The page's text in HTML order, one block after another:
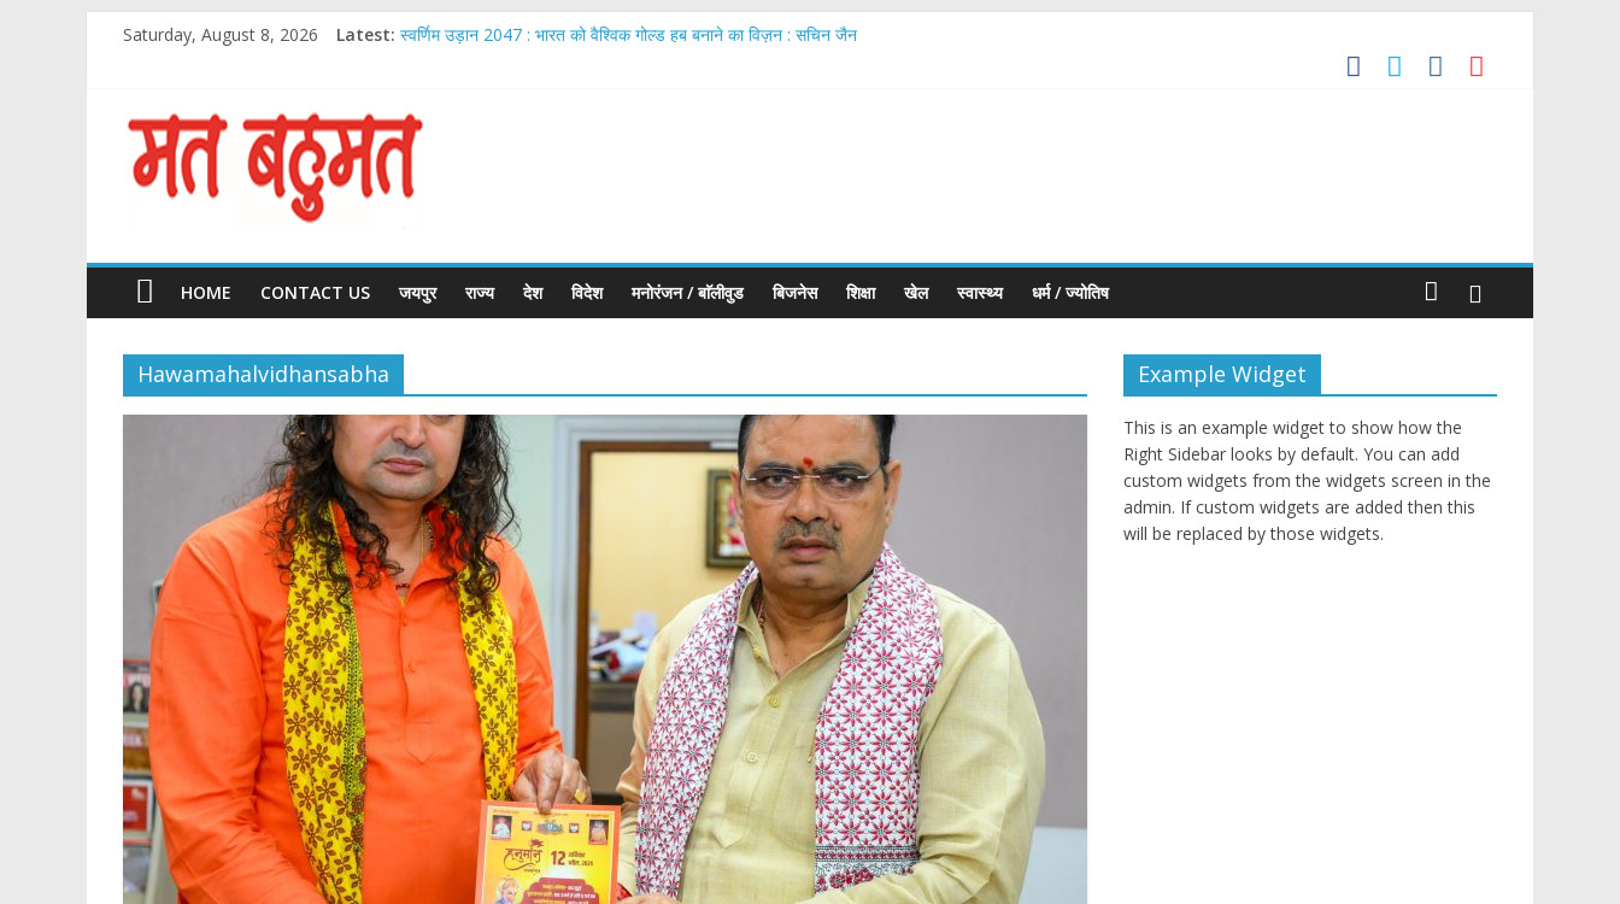
Saturday, August 8, 2026 Latest: स्वर्णिम उड़ान 2047 : भारत को वैश्विक गोल्ड हब बनाने का विज़न : सचिन जैन
Chirag Paswan Inaugurates IIJS Premiere 2026 Phase II; Calls for Making ‘Made in India’ the Global Benchmark for Quality Jewellery
आदेश चौधरी ‘ये रिश्ता क्या कहलाता है’ में शामिल हुए; अपने नए रोल और दमानी परिवार की एंट्री के बारे में बात की
IIJS भारत प्रीमियर 2026: भारतीय ज्वेलरी उद्योग को वैश्विक नेतृत्व की ओर ले जा रहा सबसे बड़ा मंच
Matbahumat
Matbahumat
HOME CONTACT US जयपुर राज्य देश विदेश मनोरंजन / बाॅलीवुड बिजनेस शिक्षा खेल स्वास्थ्य धर्म / ज्योतिष
Hawamahalvidhansabha Example Widget
This is an example widget to show how the
Right Sidebar looks by default. You can add
custom widgets from the widgets screen in the
admin. If custom widgets are added then this
will be replaced by those widgets.